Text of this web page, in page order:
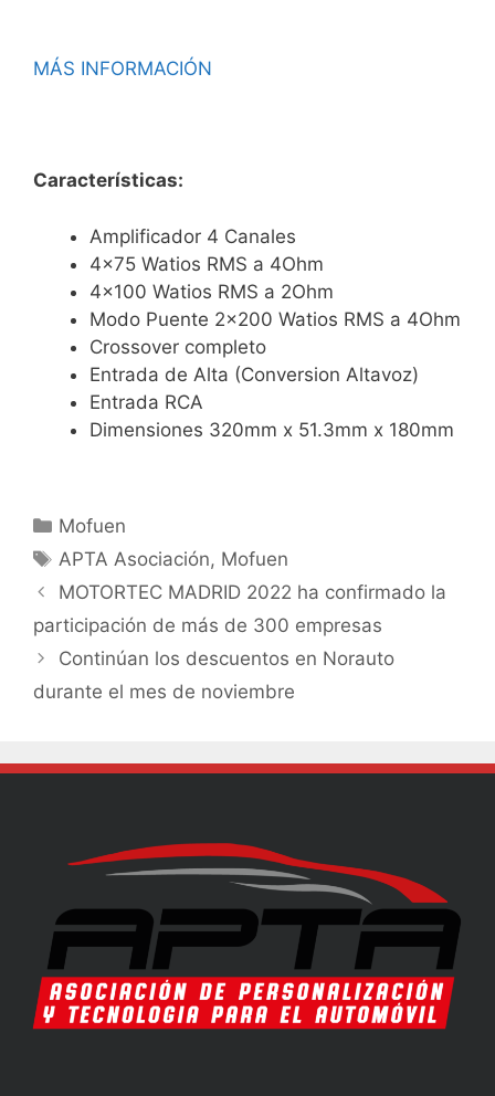
MÁS INFORMACIÓN
Características:
Amplificador 4 Canales
4×75 Watios RMS a 4Ohm
4×100 Watios RMS a 2Ohm
Modo Puente 2×200 Watios RMS a 4Ohm
Crossover completo
Entrada de Alta (Conversion Altavoz)
Entrada RCA
Dimensiones 320mm x 51.3mm x 180mm
Mofuen
APTA Asociación, Mofuen
MOTORTEC MADRID 2022 ha confirmado la
participación de más de 300 empresas
Continúan los descuentos en Norauto
durante el mes de noviembre